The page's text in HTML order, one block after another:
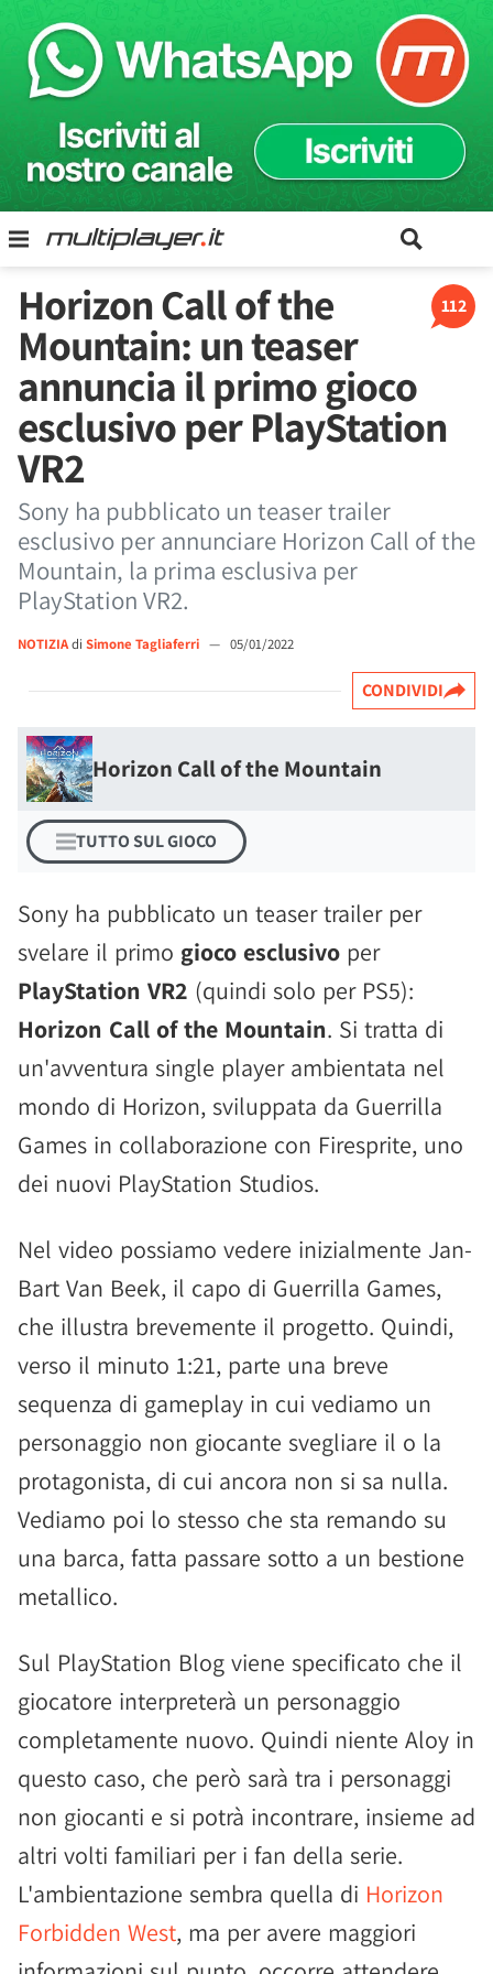
112
Horizon Call of the
Mountain: un teaser
annuncia il primo gioco
esclusivo per PlayStation
VR2
Sony ha pubblicato un teaser trailer
esclusivo per annunciare Horizon Call of the
Mountain, la prima esclusiva per
PlayStation VR2.
NOTIZIAdi Simone Tagliaferri — 05/01/2022
CONDIVIDI
Horizon Call of the Mountain
TUTTO SUL GIOCO
Sony ha pubblicato un teaser trailer per
svelare il primo gioco esclusivo per
PlayStation VR2 (quindi solo per PS5):
Horizon Call of the Mountain. Si tratta di
un'avventura single player ambientata nel
mondo di Horizon, sviluppata da Guerrilla
Games in collaborazione con Firesprite, uno
dei nuovi PlayStation Studios.
Nel video possiamo vedere inizialmente Jan-
Bart Van Beek, il capo di Guerrilla Games,
che illustra brevemente il progetto. Quindi,
verso il minuto 1:21, parte una breve
sequenza di gameplay in cui vediamo un
personaggio non giocante svegliare il o la
protagonista, di cui ancora non si sa nulla.
Vediamo poi lo stesso che sta remando su
una barca, fatta passare sotto a un bestione
metallico.
Sul PlayStation Blog viene specificato che il
giocatore interpreterà un personaggio
completamente nuovo. Quindi niente Aloy in
questo caso, che però sarà tra i personaggi
non giocanti e si potrà incontrare, insieme ad
altri volti familiari per i fan della serie.
L'ambientazione sembra quella di Horizon
Forbidden West, ma per avere maggiori